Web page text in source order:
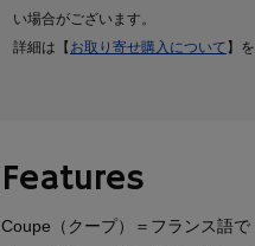
い場合がございます。
詳細は【 お取り寄せ購入について 】
Features
Coupe（クープ）＝フランス語で